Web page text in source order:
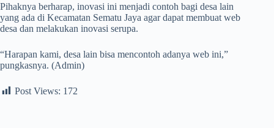
Pihaknya berharap, inovasi ini menjadi contoh bagi desa lain
yang ada di Kecamatan Sematu Jaya agar dapat membuat web
desa dan melakukan inovasi serupa.
“Harapan kami, desa lain bisa mencontoh adanya web ini,”
pungkasnya. (Admin)
Post Views: 172